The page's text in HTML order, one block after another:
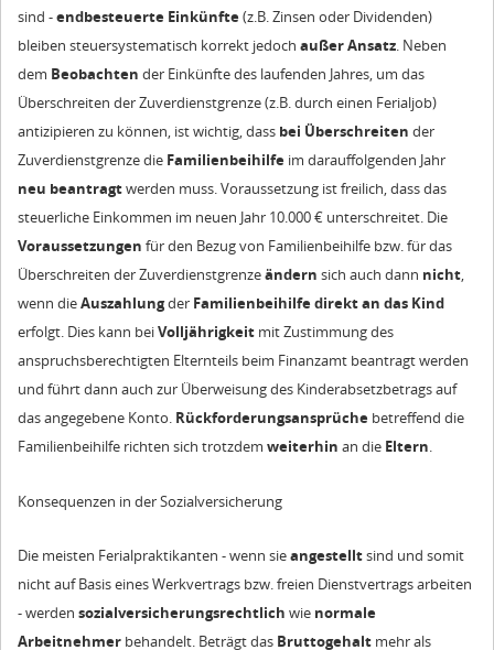
sind -endbesteuerte Einkünfte(z.B. Zinsen oder Dividenden)
bleiben steuersystematisch korrekt jedoch außer Ansatz. Neben
dem Beobachten der Einkünfte des laufenden Jahres, um das
Überschreiten der Zuverdienstgrenze (z.B. durch einen Ferialjob)
antizipieren zu können, ist wichtig, dass bei Überschreiten der
Zuverdienstgrenze die Familienbeihilfe im darauffolgenden Jahr
neu beantragtwerden muss. Voraussetzung ist freilich, dass das
steuerliche Einkommen im neuen Jahr 10.000 € unterschreitet. Die
Voraussetzungen für den Bezug von Familienbeihilfe bzw. für das
Überschreiten der Zuverdienstgrenzeändern sich auch dann nicht,
wenn dieAuszahlungder Familienbeihilfe direkt an das Kind
erfolgt. Dies kann beiVolljährigkeit mit Zustimmung des
anspruchsberechtigten Elternteils beim Finanzamt beantragt werden
und führt dann auch zur Überweisung des Kinderabsetzbetrags auf
das angegebene Konto. Rückforderungsansprüche betreffend die
Familienbeihilfe richten sich trotzdem weiterhin an die Eltern.
Konsequenzen in der Sozialversicherung
Die meisten Ferialpraktikanten - wenn sieangestelltsind und somit
nicht auf Basis eines Werkvertrags bzw. freien Dienstvertrags arbeiten
- werden sozialversicherungsrechtlich wie normale
Arbeitnehmer behandelt. Beträgt das Bruttogehalt mehr als